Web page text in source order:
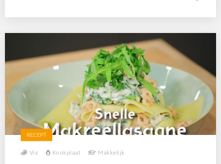
RECEPT
Vis Kookplaat Makkelijk